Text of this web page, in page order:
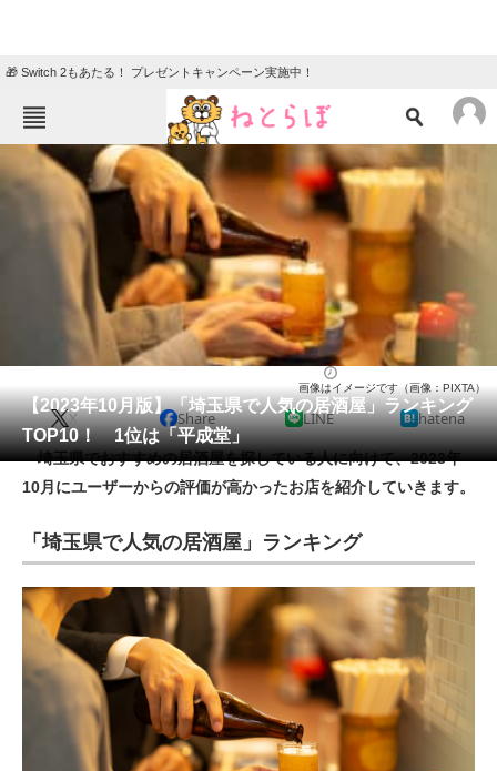
🎁 Switch 2もあたる！ プレゼントキャンペーン実施中！
ねとらぼメニュー
TOP ニュース
エンタメ クイズ
地域
教育・育児
リサーチ
会員記事
メディア
注目記事を集めた総合ページ
ITの今と未来を見通す
スマホと通信の最新トレンド
進化するPCとデバイスの未来
好きが集まる 比べて選べる
ビジネスと働き方のヒント
【2023年10月版】「埼玉県で人気の居酒屋」ランキング
TOP10！ 1位は「平成堂」
画像はイメージです（画像：PIXTA）
X Share LINE hatena
埼玉県でおすすめの居酒屋を探している人に向けて、2023年
10月にユーザーからの評価が高かったお店を紹介していきます。
「埼玉県で人気の居酒屋」ランキング